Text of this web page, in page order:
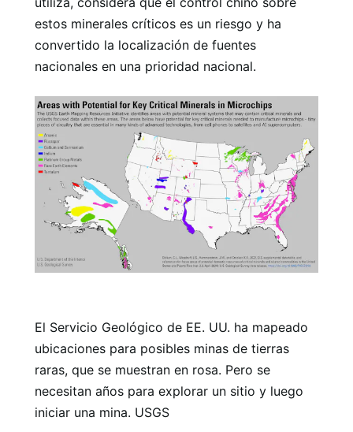
estos minerales críticos es un riesgo y ha
convertido la localización de fuentes
nacionales en una prioridad nacional.
El Servicio Geológico de EE. UU. ha mapeado
ubicaciones para posibles minas de tierras
raras, que se muestran en rosa. Pero se
necesitan años para explorar un sitio y luego
iniciar una mina. USGS